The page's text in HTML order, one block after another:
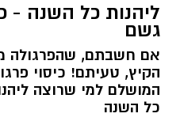
ליהנות כל השנה -
גשם
אם חשבתם, שהפרגולה
הקיץ, טעיתם! כיסוי
המושלם למי שרוצה
כל השנה